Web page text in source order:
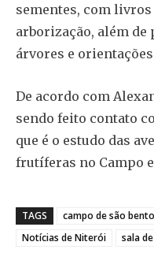
sementes, com
arborização, além de
árvores e
De acordo com
sendo feito contato
que é o estudo das
frutíferas no Campo
TAGS campo de são bento
Notícias de Niterói
sala